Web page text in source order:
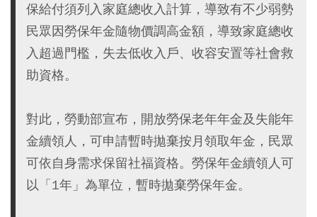
保給付須列入家庭總收入計算，導致有不少弱勢
民眾因勞保年金隨物價調高金額，導致家庭總收
入超過門檻，失去低收入戶、收容安置等社會救
助資格。
對此，勞動部宣布，開放勞保老年年金及失能年
金續領人，可申請暫時拋棄按月領取年金，民眾
可依自身需求保留社福資格。勞保年金續領人可
以「1年」為單位，暫時拋棄勞保年金。